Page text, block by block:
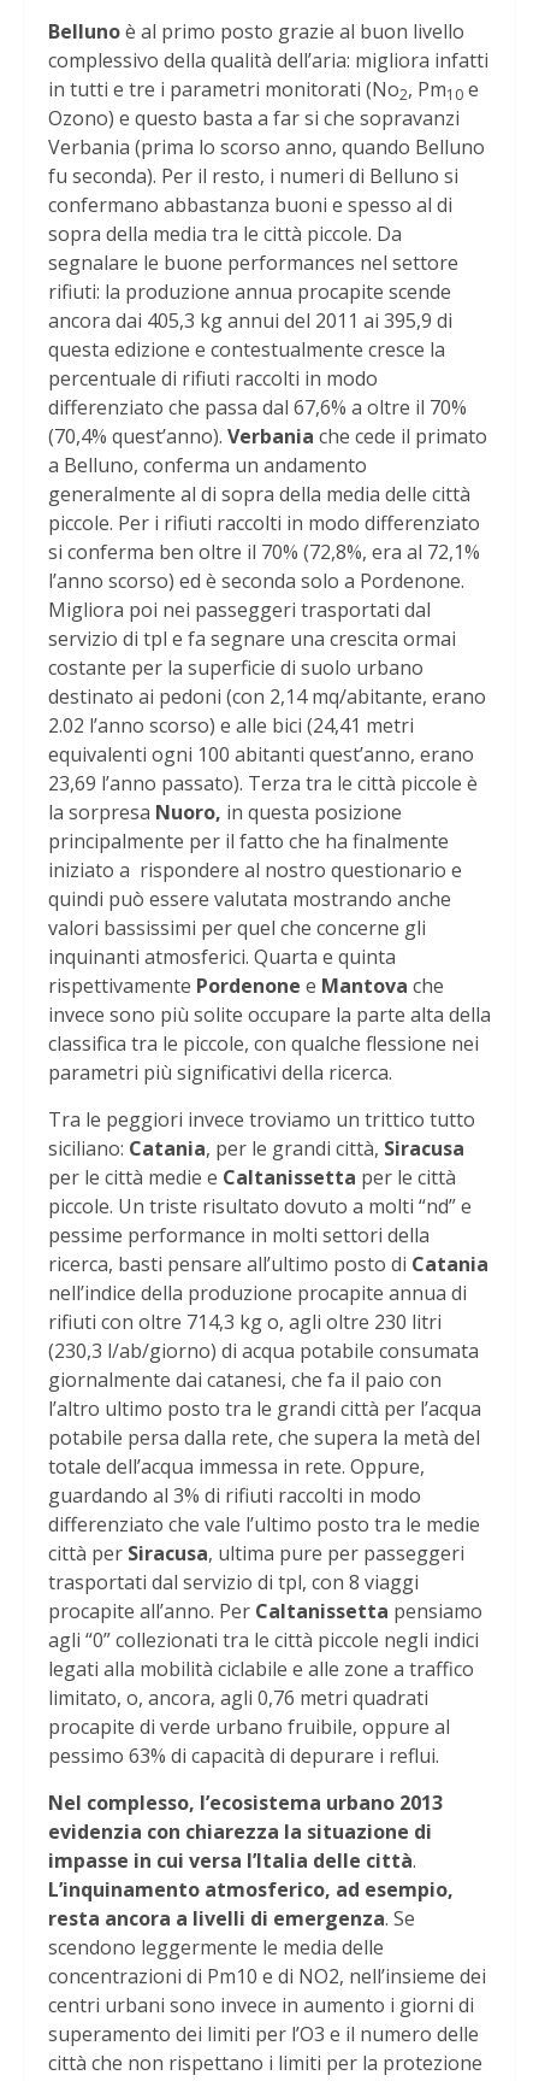
Bellunoè al primo posto grazie al buon livello
complessivo della qualità dell’aria: migliora infatti
in tutti e tre i parametri monitorati (No2, Pm10 e
Ozono) e questo basta a far si che sopravanzi
Verbania (prima lo scorso anno, quando Belluno
fu seconda). Per il resto, i numeri di Belluno si
confermano abbastanza buoni e spesso al di
sopra della media tra le città piccole. Da
segnalare le buone performances nel settore
rifiuti: la produzione annua procapite scende
ancora dai 405,3 kg annui del 2011 ai 395,9 di
questa edizione e contestualmente cresce la
percentuale di rifiuti raccolti in modo
differenziato che passa dal 67,6% a oltre il 70%
(70,4% quest’anno). Verbania che cede il primato
a Belluno, conferma un andamento
generalmente al di sopra della media delle città
piccole. Per i rifiuti raccolti in modo differenziato
si conferma ben oltre il 70% (72,8%, era al 72,1%
l’anno scorso) ed è seconda solo a Pordenone.
Migliora poi nei passeggeri trasportati dal
servizio di tpl e fa segnare una crescita ormai
costante per la superficie di suolo urbano
destinato ai pedoni (con 2,14 mq/abitante, erano
2.02 l’anno scorso) e alle bici (24,41 metri
equivalenti ogni 100 abitanti quest’anno, erano
23,69 l’anno passato). Terza tra le città piccole è
la sorpresa Nuoro, in questa posizione
principalmente per il fatto che ha finalmente
iniziato a rispondere al nostro questionario e
quindi può essere valutata mostrando anche
valori bassissimi per quel che concerne gli
inquinanti atmosferici. Quarta e quinta
rispettivamente Pordenone e Mantova che
invece sono più solite occupare la parte alta della
classifica tra le piccole, con qualche flessione nei
parametri più significativi della ricerca.
Tra le peggiori invece troviamo un trittico tutto
siciliano: Catania, per le grandi città, Siracusa
per le città medie e Caltanissetta per le città
piccole. Un triste risultato dovuto a molti “nd” e
pessime performance in molti settori della
ricerca, basti pensare all’ultimo posto di Catania
nell’indice della produzione procapite annua di
rifiuti con oltre 714,3 kg o, agli oltre 230 litri
(230,3 l/ab/giorno) di acqua potabile consumata
giornalmente dai catanesi, che fa il paio con
l’altro ultimo posto tra le grandi città per l’acqua
potabile persa dalla rete, che supera la metà del
totale dell’acqua immessa in rete. Oppure,
guardando al 3% di rifiuti raccolti in modo
differenziato che vale l’ultimo posto tra le medie
città per Siracusa, ultima pure per passeggeri
trasportati dal servizio di tpl, con 8 viaggi
procapite all’anno. Per Caltanissetta pensiamo
agli “0” collezionati tra le città piccole negli indici
legati alla mobilità ciclabile e alle zone a traffico
limitato, o, ancora, agli 0,76 metri quadrati
procapite di verde urbano fruibile, oppure al
pessimo 63% di capacità di depurare i reflui.
Nel complesso, l’ecosistema urbano 2013
evidenzia con chiarezza la situazione di
impasse in cui versa l’Italia delle città.
L’inquinamento atmosferico, ad esempio,
resta ancora a livelli di emergenza. Se
scendono leggermente le media delle
concentrazioni di Pm10 e di NO2, nell’insieme dei
centri urbani sono invece in aumento i giorni di
superamento dei limiti per l’O3 e il numero delle
città che non rispettano i limiti per la protezione